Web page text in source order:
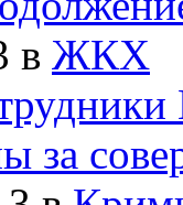
в ЖКХ
за